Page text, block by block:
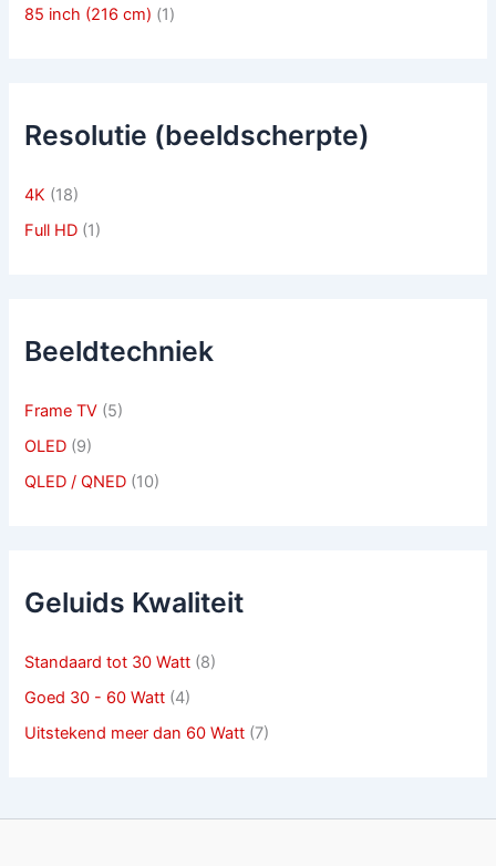
85 inch (216 cm) (1)
Resolutie (beeldscherpte)
4K (18)
Full HD (1)
Beeldtechniek
Frame TV (5)
OLED (9)
QLED / QNED (10)
Geluids Kwaliteit
Standaard tot 30 Watt (8)
Goed 30 - 60 Watt (4)
Uitstekend meer dan 60 Watt (7)